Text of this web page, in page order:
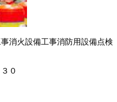
消火設備工事消防用設備点検
０